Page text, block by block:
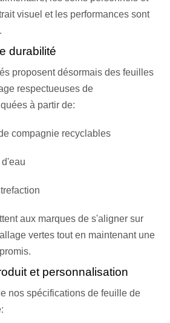
visuel et les performances sont
durabilité
proposent désormais des feuilles
respectueuses de
à partir de:
compagnie recyclables
aux marques de s'aligner sur
vertes tout en maintenant une
et personnalisation
nos spécifications de feuille de